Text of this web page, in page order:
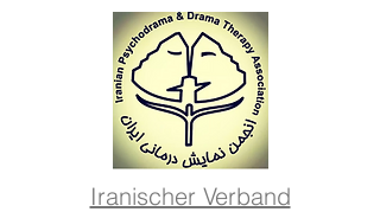
Iranischer Verband